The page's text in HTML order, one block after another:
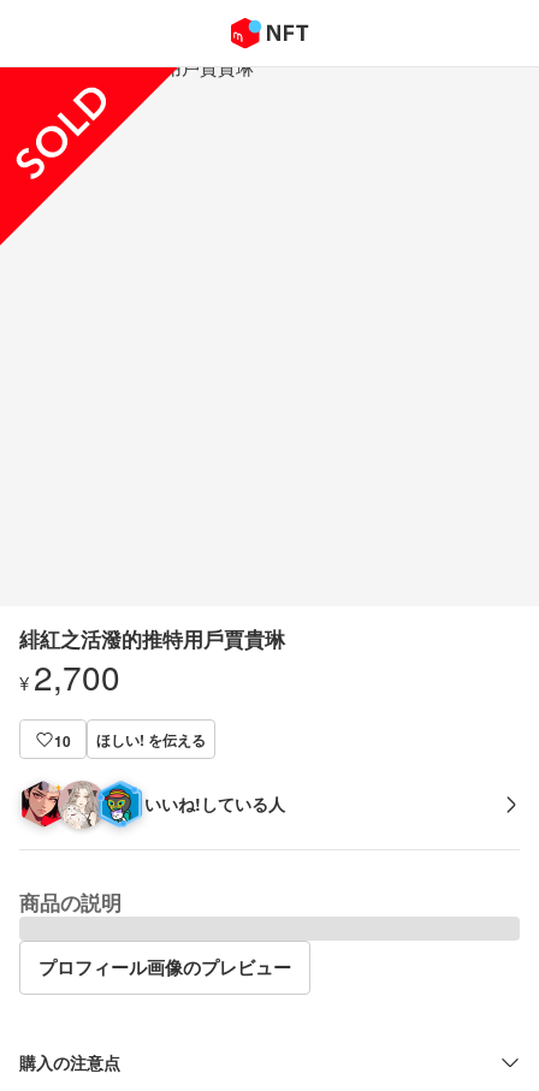
緋紅之活潑的推特用戶賈貴琳
¥ 2,700
10 ほしい! を伝える
いいね!している人
商品の説明
プロフィール画像のプレビュー
購入の注意点